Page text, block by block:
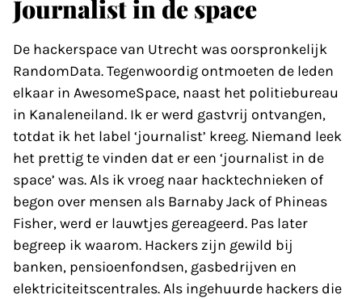
Journalist in de space
De hackerspace van Utrecht was oorspronkelijk
RandomData. Tegenwoordig ontmoeten de leden
elkaar in AwesomeSpace, naast het politiebureau
in Kanaleneiland. Ik er werd gastvrij ontvangen,
totdat ik het label ‘journalist’ kreeg. Niemand leek
het prettig te vinden dat er een ‘journalist in de
space’ was. Als ik vroeg naar hacktechnieken of
begon over mensen als Barnaby Jack of Phineas
Fisher, werd er lauwtjes gereageerd. Pas later
begreep ik waarom. Hackers zijn gewild bij
banken, pensioenfondsen, gasbedrijven en
elektriciteitscentrales. Als ingehuurde hackers die